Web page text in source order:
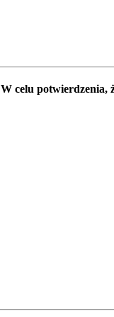
W celu potwierdzenia,